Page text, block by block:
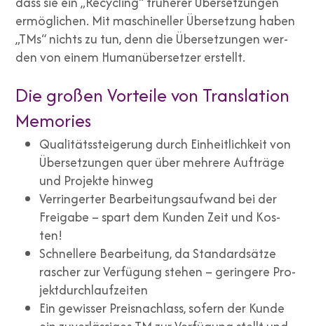
ermög­li­chen. Mit maschi­nel­ler Über­set­zung haben
„TMs“ nichts zu tun, denn die Über­set­zun­gen wer­
den von einem Human­über­set­zer erstellt.
Die großen Vorteile von Translation
Memories
Qua­li­täts­stei­ge­rung durch Ein­heit­lich­keit von
Über­set­zun­gen quer über meh­re­re Auf­trä­ge
und Pro­jek­te hin­weg
Ver­rin­ger­ter Bear­bei­tungs­auf­wand bei der
Frei­ga­be – spart dem Kun­den Zeit und Kos­
ten!
Schnel­le­re Bear­bei­tung, da Stan­dard­sät­ze
rascher zur Ver­fü­gung ste­hen – gerin­ge­re Pro­
jekt­durch­lauf­zei­ten
Ein gewis­ser Preis­nach­lass, sofern der Kun­de